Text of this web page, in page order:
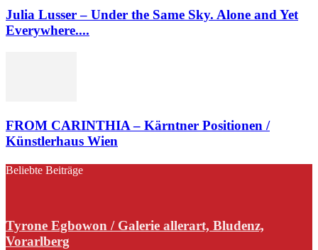
Julia Lusser – Under the Same Sky. Alone and Yet
Everywhere....
FROM CARINTHIA – Kärntner Positionen /
Künstlerhaus Wien
Beliebte Beiträge
Tyrone Egbowon / Galerie allerart, Bludenz,
Vorarlberg